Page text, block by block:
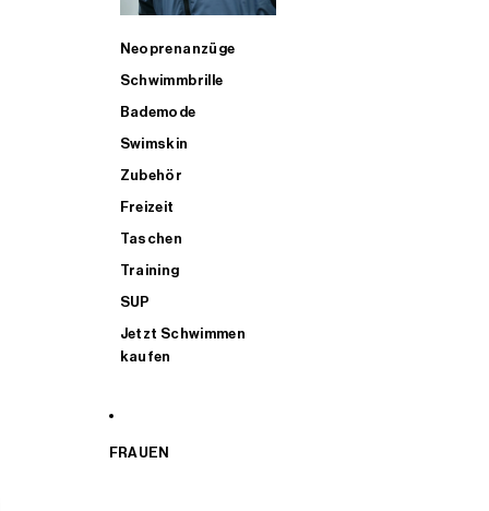
Neoprenanzüge
Schwimmbrille
Bademode
Swimskin
Zubehör
Freizeit
Taschen
Training
SUP
Jetzt Schwimmen
kaufen
FRAUEN